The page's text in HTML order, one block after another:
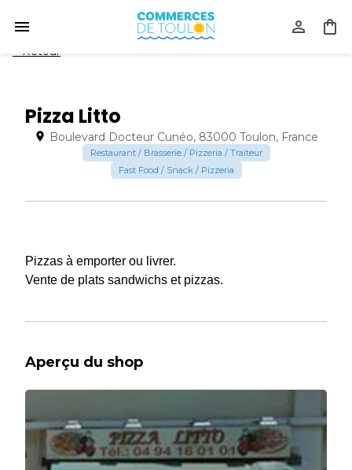
Retour
Pizza Litto
Boulevard Docteur Cunéo, 83000 Toulon, France
Restaurant / Brasserie / Pizzeria / Traiteur
Fast Food / Snack / Pizzeria
Pizzas à emporter ou livrer.
Vente de plats sandwichs et pizzas.
Aperçu du shop